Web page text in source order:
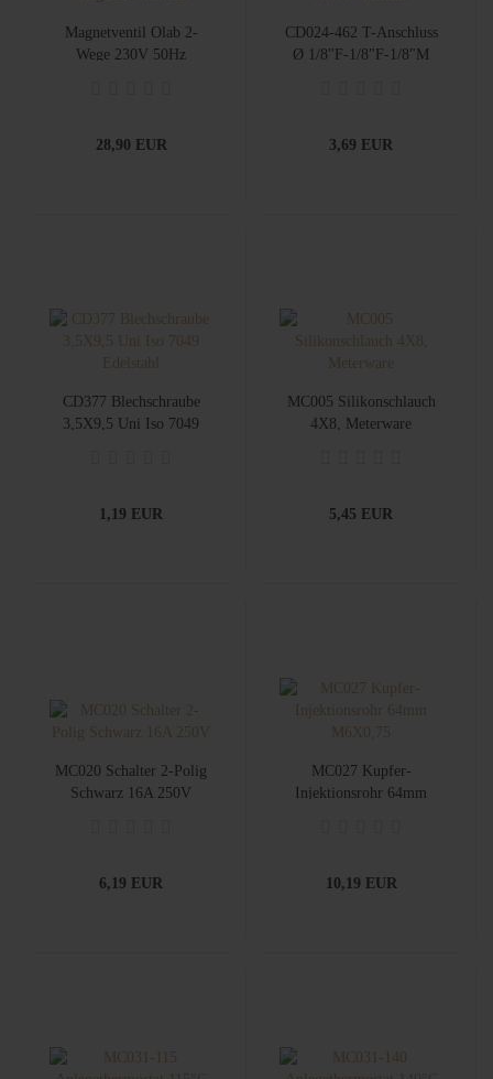
Magnetventil Olab 2-
Wege 230V 50Hz
28,90 EUR
CD024-462 T-Anschluss
Ø 1/8"F-1/8"F-1/8"M
3,69 EUR
CD377 Blechschraube
3,5X9,5 Uni Iso 7049
1,19 EUR
MC005 Silikonschlauch
4X8, Meterware
5,45 EUR
MC020 Schalter 2-Polig
Schwarz 16A 250V
6,19 EUR
MC027 Kupfer-
Injektionsrohr 64mm
10,19 EUR